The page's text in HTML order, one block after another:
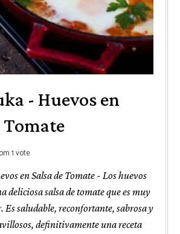
- Huevos en
Tomate
1 vote
en Salsa de Tomate - Los huevos
deliciosa salsa de tomate que es muy
Es saludable, reconfortante, sabrosa y
definitivamente una receta